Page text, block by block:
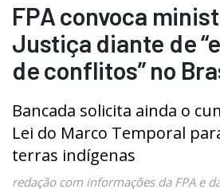
FPA convoca
Justiça diante de
de conflitos” no
Bancada solicita ainda o
Lei do Marco Temporal
terras indígenas
redação com informações da FPA e